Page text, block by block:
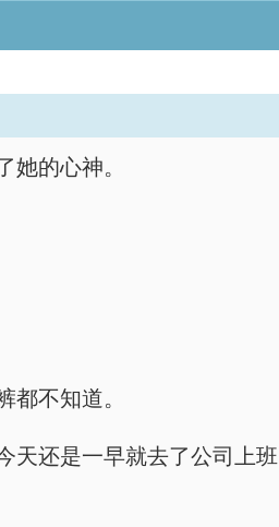
的心神。
不知道。
天还是一早就去了公司上